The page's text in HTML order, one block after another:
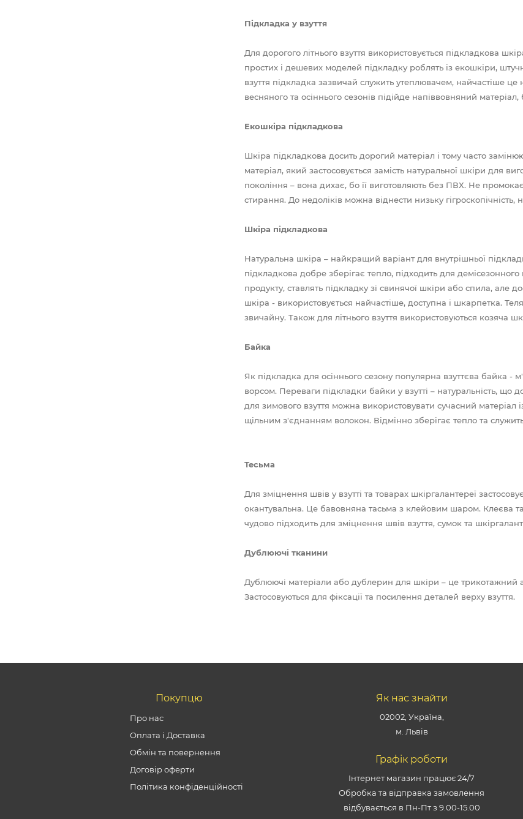
Підкладка у взуття
Для дорогого літнього взуття використовується підкладкова
простих і дешевих моделей підкладку роблять із екошкіри,
взуття підкладка зазвичай служить утеплювачем, найчастіше
весняного та осіннього сезонів підійде напіввовняний
Екошкіра підкладкова
Шкіра підкладкова досить дорогий матеріал і тому часто
матеріал, який застосовується замість натуральної шкіри для
покоління – вона дихає, бо її виготовляють без ПВХ. Не
стирання. До недоліків можна віднести низьку
Шкіра підкладкова
Натуральна шкіра – найкращий варіант для внутрішньої
підкладкова добре зберігає тепло, підходить для
продукту, ставлять підкладку зі свинячої шкіри або спила, але
шкіра - використовується найчастіше, доступна і шкарпетка.
звичайну. Також для літнього взуття використовуються козяча
Байка
Як підкладка для осіннього сезону популярна взуттєва байка
ворсом. Переваги підкладки байки у взутті – натуральність, що
для зимового взуття можна використовувати сучасний матеріал
щільним з'єднанням волокон. Відмінно зберігає тепло та
Тесьма
Для зміцнення швів у взутті та товарах шкіргалантереї
окантувальна. Це бавовняна тасьма з клейовим шаром. Клеєва
чудово підходить для зміцнення швів взуття, сумок та
Дублюючі тканини
Дублюючі матеріали або дублерин для шкіри – це трикотажний
Застосовуються для фіксації та посилення деталей верху взуття.
Покупцю
Про нас
Оплата і Доставка
Обмін та повернення
Договір оферти
Політика конфіденційності
Як нас знайти
02002, Україна,
м. Львів
Графік роботи
Інтернет магазин працює 24/7
Обробка та відправка замовлення
відбувається в Пн-Пт з 9.00-15.00